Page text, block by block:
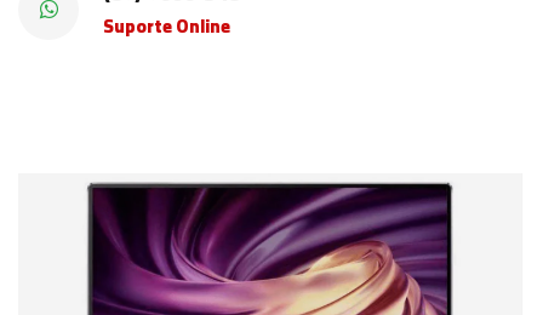
Suporte Online